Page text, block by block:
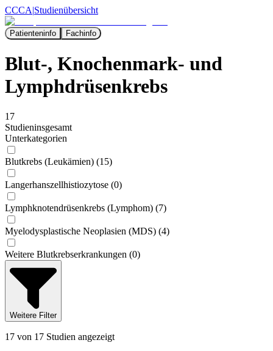
CCCA|Studienübersicht
Patienteninfo Fachinfo
Blut-, Knochenmark- und
Lymphdrüsenkrebs
17
Studieninsgesamt
Unterkategorien
Blutkrebs (Leukämien) (15)
Langerhanszellhistiozytose (0)
Lymphknotendrüsenkrebs (Lymphom) (7)
Myelodysplastische Neoplasien (MDS) (4)
Weitere Blutkrebserkrankungen (0)
Weitere Filter
17 von 17 Studien angezeigt